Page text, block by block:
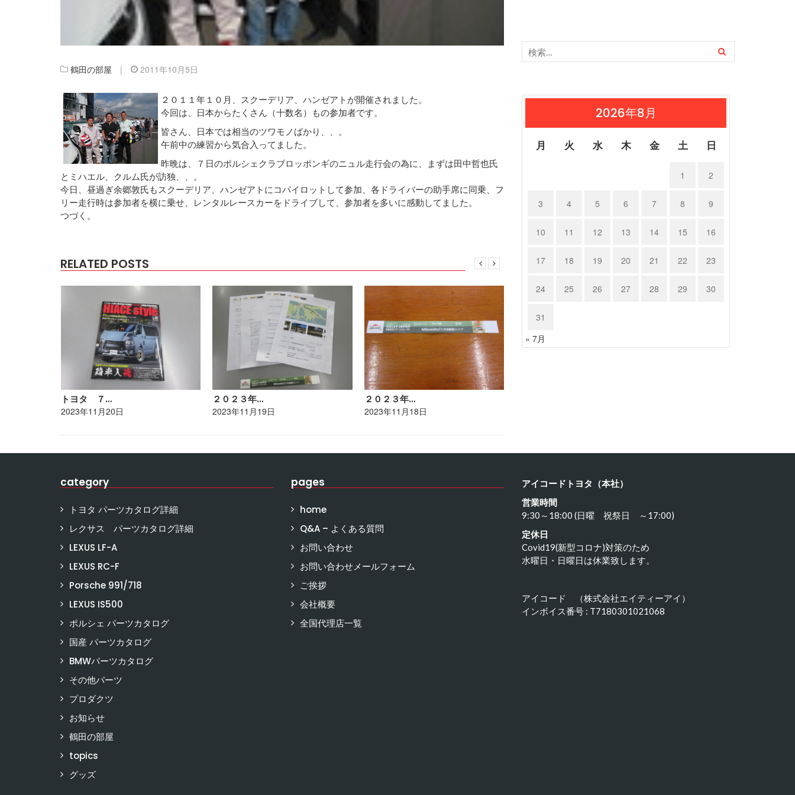
鶴田の部屋 | 2011年10月5日
２０１１年１０月、スクーデリア、ハンゼアトが開催されました。
今回は、日本からたくさん（十数名）もの参加者です。
皆さん、日本では相当のツワモノばかり、、。
午前中の練習から気合入ってました。
昨晩は、７日のポルシェクラブロッポンギのニュル走行会の為に、まずは田中哲也氏
とミハエル、クルム氏が訪独、、。
今日、昼過ぎ余郷敦氏もスクーデリア、ハンゼアトにコパイロットして参加、各ドライバーの助手席に同乗、フ
リー走行時は参加者を横に乗せ、レンタルレースカーをドライブして、参加者を多いに感動してました。
つづく。
RELATED POSTS
トヨタ ７…
2023年11月20日
２０２３年…
2023年11月19日
２０２３年…
2023年11月18日
2026年8月
月 火 水 木 金 土 日
1 2
3 4 5 6 7 8 9
10 11 12 13 14 15 16
17 18 19 20 21 22 23
24 25 26 27 28 29 30
31
« 7月
category
トヨタ パーツカタログ詳細
レクサス パーツカタログ詳細
LEXUS LF-A
LEXUS RC-F
Porsche 991/718
LEXUS IS500
ポルシェ パーツカタログ
国産 パーツカタログ
BMWパーツカタログ
その他パーツ
プロダクツ
お知らせ
鶴田の部屋
topics
グッズ
pages
home
Q&A – よくある質問
お問い合わせ
お問い合わせメールフォーム
ご挨拶
会社概要
全国代理店一覧
アイコードトヨタ（本社）
営業時間
9:30～18:00 (日曜 祝祭日 ～17:00)
定休日
Covid19(新型コロナ)対策のため
水曜日・日曜日は休業致します。
アイコード （株式会社エイティーアイ）
インボイス番号 : T7180301021068